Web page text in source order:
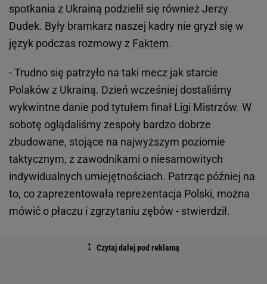
spotkania z Ukrainą podzielił się również Jerzy
Dudek. Były bramkarz naszej kadry nie gryzł się w
język podczas rozmowy z Faktem.
- Trudno się patrzyło na taki mecz jak starcie
Polaków z Ukrainą. Dzień wcześniej dostaliśmy
wykwintne danie pod tytułem finał Ligi Mistrzów. W
sobotę oglądaliśmy zespoły bardzo dobrze
zbudowane, stojące na najwyższym poziomie
taktycznym, z zawodnikami o niesamowitych
indywidualnych umiejętnościach. Patrząc później na
to, co zaprezentowała reprezentacja Polski, można
mówić o płaczu i zgrzytaniu zębów - stwierdził.